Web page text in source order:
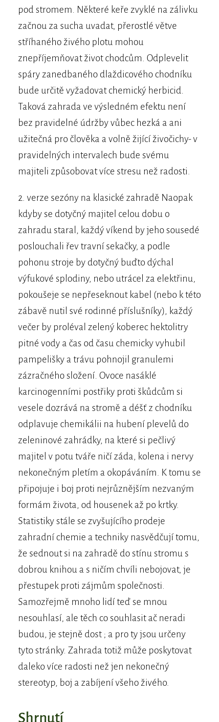
pod stromem. Některé keře zvyklé na zálivku
začnou za sucha uvadat, přerostlé větve
stříhaného živého plotu mohou
znepříjemňovat život chodcům. Odplevelit
spáry zanedbaného dlaždicového chodníku
bude určitě vyžadovat chemický herbicid.
Taková zahrada ve výsledném efektu není
bez pravidelné údržby vůbec hezká a ani
užitečná pro člověka a volně žijící živočichy- v
pravidelných intervalech bude svému
majiteli způsobovat více stresu než radosti.
2. verze sezóny na klasické zahradě Naopak
kdyby se dotyčný majitel celou dobu o
zahradu staral, každý víkend by jeho sousedé
poslouchali řev travní sekačky, a podle
pohonu stroje by dotyčný buďto dýchal
výfukové splodiny, nebo utrácel za elektřinu,
pokoušeje se nepřeseknout kabel (nebo k této
zábavě nutil své rodinné příslušníky), každý
večer by proléval zelený koberec hektolitry
pitné vody a čas od času chemicky vyhubil
pampelišky a trávu pohnojil granulemi
zázračného složení. Ovoce nasáklé
karcinogenními postřiky proti škůdcům si
vesele dozrává na stromě a déšť z chodníku
odplavuje chemikálii na hubení plevelů do
zeleninové zahrádky, na které si pečlivý
majitel v potu tváře ničí záda, kolena i nervy
nekonečným pletím a okopáváním. K tomu se
připojuje i boj proti nejrůznějším nezvaným
formám života, od housenek až po krtky.
Statistiky stále se zvyšujícího prodeje
zahradní chemie a techniky nasvědčují tomu,
že sednout si na zahradě do stínu stromu s
dobrou knihou a s ničím chvíli nebojovat, je
přestupek proti zájmům společnosti.
Samozřejmě mnoho lidí teď se mnou
nesouhlasí, ale těch co souhlasit ač neradi
budou, je stejně dost ; a pro ty jsou určeny
tyto stránky. Zahrada totiž může poskytovat
daleko více radosti než jen nekonečný
stereotyp, boj a zabíjení všeho živého.
Shrnutí